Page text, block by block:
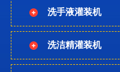
洗手液灌装机
洗洁精灌装机